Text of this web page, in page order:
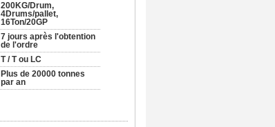
200KG/Drum,
4Drums/pallet,
16Ton/20GP
7 jours après l'obtention
de l'ordre
T / T ou LC
Plus de 20000 tonnes
par an